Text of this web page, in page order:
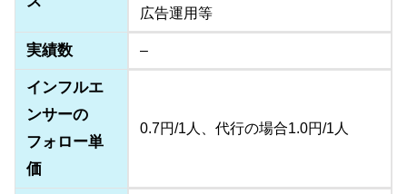
広告運用等
実績数 –
インフルエ
ンサーの
フォロー単
価
0.7円/1人、代行の場合1.0円/1人